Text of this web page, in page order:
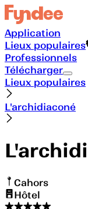
Application
Lieux populaires
Professionnels
Télécharger
Lieux populaires
L'archidiaconé
Cahors
Hôtel